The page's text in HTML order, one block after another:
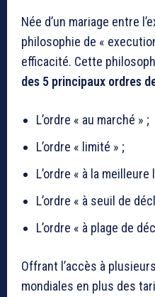
Née d’un mariage entre
philosophie de «
efficacité. Cette
des 5 principaux ordres
L’ordre « au marché » ;
L’ordre « limité » ;
L’ordre « à la meilleure
L’ordre « à seuil de
L’ordre « à plage de
Offrant l’accès à
mondiales en plus des